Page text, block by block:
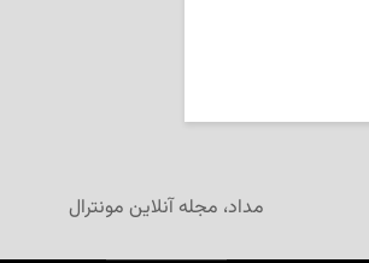
مداد، مجله آنلاین مونترال